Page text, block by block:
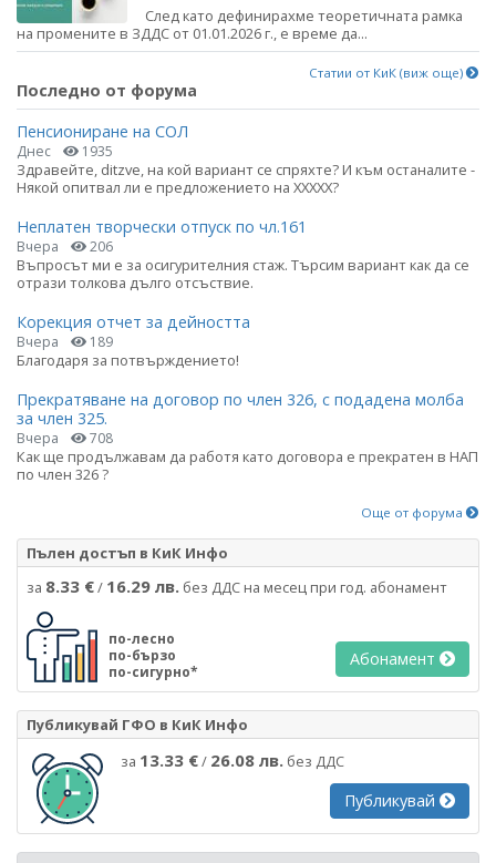
След като дефинирахме теоретичната рамка
на промените в ЗДДС от 01.01.2026 г., е време да...
Статии от КиК (виж още)
Последно от форума
Пенсиониране на СОЛ
Днес 1935
Здравейте, ditzve, на кой вариант се спряхте? И към останалите -
Някой опитвал ли е предложението на ХХХХХ?
Неплатен творчески отпуск по чл.161
Вчера 206
Въпросът ми е за осигурителния стаж. Търсим вариант как да се
отрази толкова дълго отсъствие.
Корекция отчет за дейността
Вчера 189
Благодаря за потвърждението!
Прекратяване на договор по член 326, с подадена молба
за член 325.
Вчера 708
Как ще продължавам да работя като договора е прекратен в НАП
по член 326 ?
Още от форума
Пълен достъп в КиК Инфо
за 8.33 €/ 16.29 лв. без ДДС на месец при год. абонамент
по-лесно
по-бързо
по-сигурно*
Абонамент
Публикувай ГФО в КиК Инфо
за 13.33 €/ 26.08 лв. без ДДС
Публикувай